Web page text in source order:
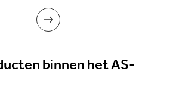
binnen het AS-